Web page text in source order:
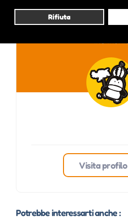
Rifiuta
Visita profilo
Potrebbe interessarti anche :